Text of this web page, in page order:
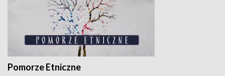
Pomorze Etniczne